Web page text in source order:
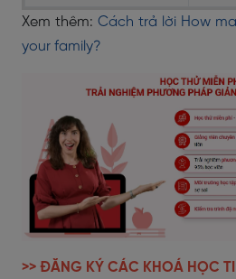
Xem thêm: Cách trả lời How
your family?
>> ĐĂNG KÝ CÁC KHOÁ HỌC